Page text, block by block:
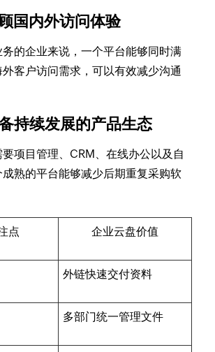
国内外访问体验
的企业来说，一个平台能够同时满
客户访问需求，可以有效减少沟通
持续发展的产品生态
项目管理、CRM、在线办公以及自
熟的平台能够减少后期重复采购软
点 企业云盘价值
外链快速交付资料
多部门统一管理文件